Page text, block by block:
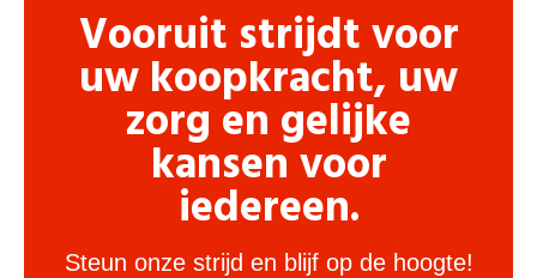
Vooruit strijdt voor
uw koopkracht, uw
zorg en gelijke
kansen voor
iedereen.
Steun onze strijd en blijf op de hoogte!